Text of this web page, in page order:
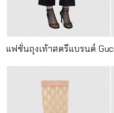
แฟชั่นถุงเท้าสตรีแบรนด์